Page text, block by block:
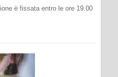
è fissata entro le ore 19.00